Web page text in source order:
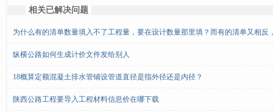
相关已解决问题
为什么有的清单数量填入不了工程量，要在设计数量那里填？而有的清单又相反
纵横公路如何生成计价文件发给别人
18概算定额混凝土排水管铺设管道直径是指外径还是内径？
陕西公路工程要导入工程材料信息价在哪下载